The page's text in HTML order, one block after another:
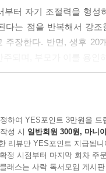
에도 도전하게 하자
쓰도록 기다려 주는 인
가 되지 않도록 하자
히는지 점검하자
응 행동의 메커니즘
으려는 아이
가 달라고 할 때 단호하게
부터 자기 조절력을 형
다는 점을 반복해서 강
주장한다. 반면, 생후 20
성 등은 부모들이 바로
미치는 영향을 설명하
능력을 스스로 깨닫게
이 단순히 아이의 문
하여 YES포인트 3만원을 드
성 시 일반회원 300원, 마니
리뷰만 YES포인트 지급됩니
정 시점부터 마지막 회차 주
래스는 사락 독서모임 게시